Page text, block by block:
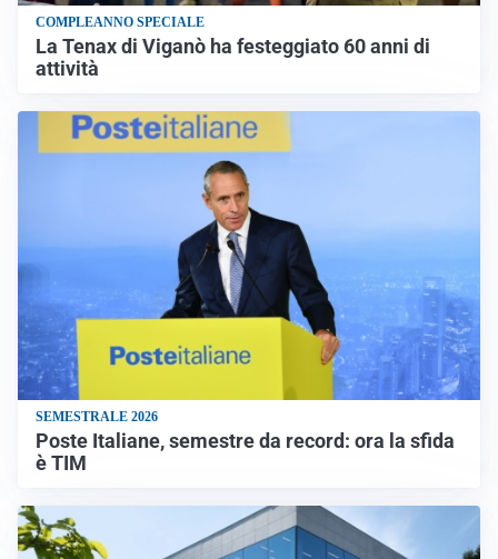
COMPLEANNO SPECIALE
La Tenax di Viganò ha festeggiato 60 anni di
attività
SEMESTRALE 2026
Poste Italiane, semestre da record: ora la sfida
è TIM